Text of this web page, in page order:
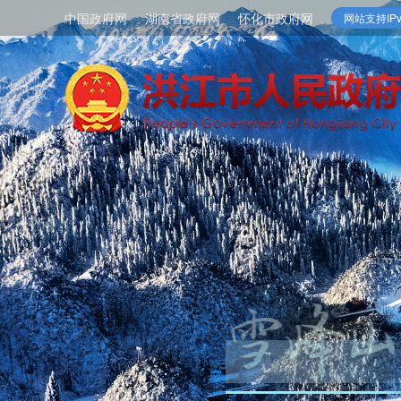
中国政府网 湖南省政府网 怀化市政府网 网站支持